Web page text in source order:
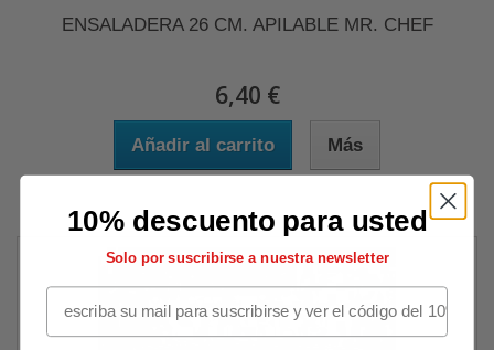
ENSALADERA 26 CM. APILABLE MR. CHEF
6,40 €
Añadir al carrito Más
10% descuento para usted
Solo por suscribirse a nuestra newsletter